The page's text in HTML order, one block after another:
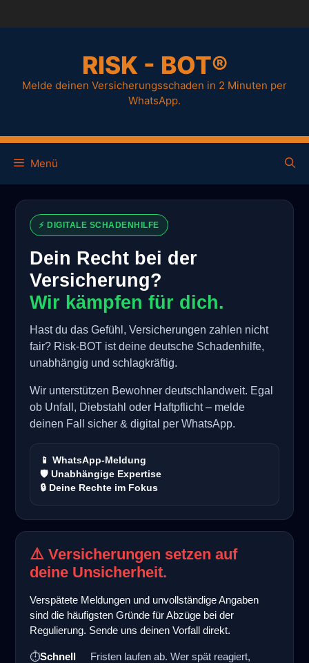
RISK - BOT®
Melde deinen Versicherungsschaden in 2 Minuten per
WhatsApp.
Menü
⚡ DIGITALE SCHADENHILFE
Dein Recht bei der
Versicherung?
Wir kämpfen für dich.
Hast du das Gefühl, Versicherungen zahlen nicht
fair? Risk-BOT ist deine deutsche Schadenhilfe,
unabhängig und schlagkräftig.
Wir unterstützen Bewohner deutschlandweit. Egal
ob Unfall, Diebstahl oder Haftpflicht – melde
deinen Fall sicher & digital per WhatsApp.
📱 WhatsApp-Meldung
🛡️ Unabhängige Expertise
🔒 Deine Rechte im Fokus
⚠️ Versicherungen setzen auf
deine Unsicherheit.
Verspätete Meldungen und unvollständige Angaben
sind die häufigsten Gründe für Abzüge bei der
Regulierung. Sende uns deinen Vorfall direkt.
⏱️Schnell
Fristen laufen ab. Wer spät reagiert,